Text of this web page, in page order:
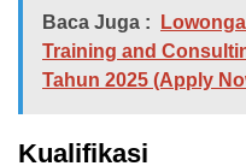
Baca Juga :
Training and
Tahun 2025 (Apply
Kualifikasi